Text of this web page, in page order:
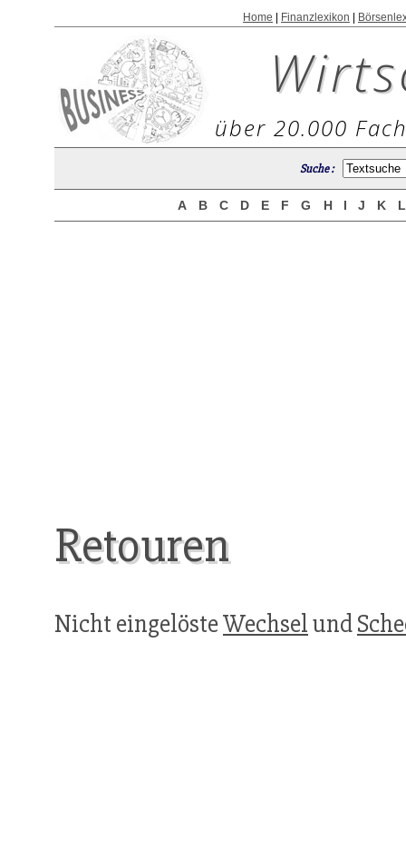
Home Finanzlexikon
über 20.000
Suche :
A B C D E F G H I J K
Retouren
Nicht eingelösteWechselund